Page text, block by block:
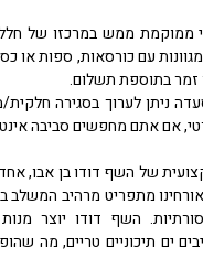
ממוקמת ממש במרכזו של
עם כורסאות, ספות או
זמר בתוספת תשלום.
ניתן לערוך בסגירה
אם אתם מחפשים סביבה
של השף דודו בן אבו,
מתפריט מרהיב המשלב
השף דודו יוצר
ים תיכוניים טריים, מה